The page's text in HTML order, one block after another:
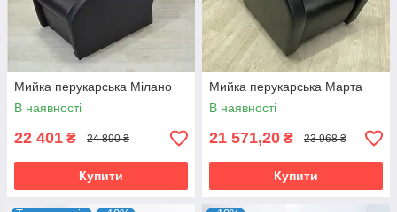
Мийка перукарська Мілано
В наявності
22 401 ₴ 24 890 ₴
Купити
Мийка перукарська Марта
В наявності
21 571,20 ₴ 23 968 ₴
Купити